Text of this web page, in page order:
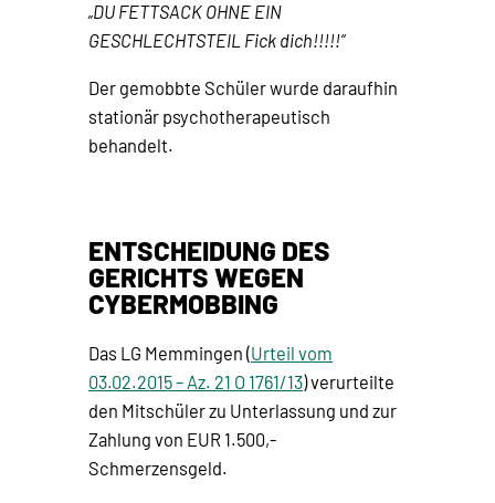
„DU FETTSACK OHNE EIN
GESCHLECHTSTEIL Fick dich!!!!!“
Der gemobbte Schüler wurde daraufhin
stationär psychotherapeutisch
behandelt.
ENTSCHEIDUNG DES
GERICHTS WEGEN
CYBERMOBBING
Das LG Memmingen (Urteil vom
03.02.2015 – Az. 21 O 1761/13) verurteilte
den Mitschüler zu Unterlassung und zur
Zahlung von EUR 1.500,-
Schmerzensgeld.